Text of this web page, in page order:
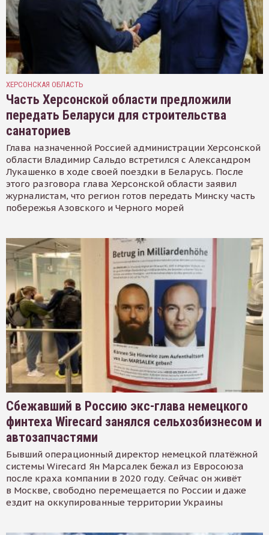
ХЕРСОНСКАЯ ОБЛАСТЬ
Часть Херсонской области предложили
передать Беларуси для строительства
санаториев
Глава назначенной Россией администрации Херсонской
области Владимир Сальдо встретился с Александром
Лукашенко в ходе своей поездки в Беларусь. После
этого разговора глава Херсонской области заявил
журналистам, что регион готов передать Минску часть
побережья Азовского и Черного морей
Сбежавший в Россию экс-глава немецкого
финтеха Wirecard занялся сельхозбизнесом и
автозапчастями
Бывший операционный директор немецкой платёжной
системы Wirecard Ян Марсалек бежал из Евросоюза
после краха компании в 2020 году. Сейчас он живёт
в Москве, свободно перемещается по России и даже
ездит на оккупированные территории Украины